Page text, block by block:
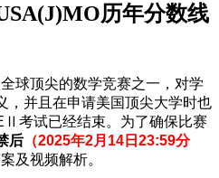
历年分数线
球顶尖的数学竞赛之一，对学
，并且在申请美国顶尖大学时也
考试已经结束。为了确保比赛
后 （2025年2月14日23:59分
及视频解析。